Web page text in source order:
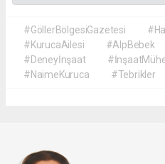
#GöllerBölgesiGazetesi
#KurucaAilesi
#AlpBebek
#Deneyİnşaat
#NaimeKuruca
#Tebrikler